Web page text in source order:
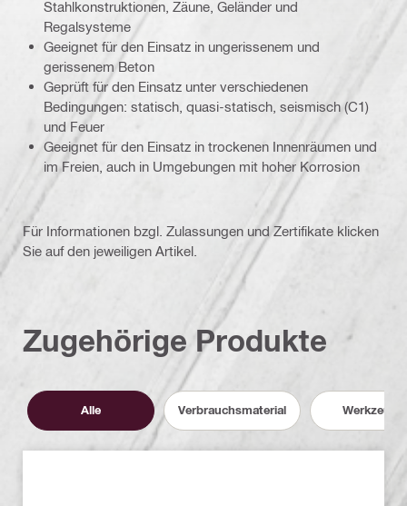
Stahlkonstruktionen, Zäune, Geländer und
Regalsysteme
Geeignet für den Einsatz in ungerissenem und
gerissenem Beton
Geprüft für den Einsatz unter verschiedenen
Bedingungen: statisch, quasi-statisch, seismisch (C1)
und Feuer
Geeignet für den Einsatz in trockenen Innenräumen und
im Freien, auch in Umgebungen mit hoher Korrosion
Für Informationen bzgl. Zulassungen und Zertifikate klicken
Sie auf den jeweiligen Artikel.
Zugehörige Produkte
Alle Verbrauchsmaterial Werkzeuge